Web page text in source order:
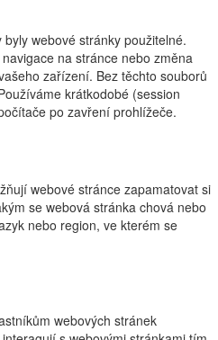
webové stránky použitelné.
na stránce nebo změna
zařízení. Bez těchto souborů
krátkodobé (session
po zavření prohlížeče.
webové stránce zapamatovat si
se webová stránka chová nebo
nebo region, ve kterém se
webových stránek